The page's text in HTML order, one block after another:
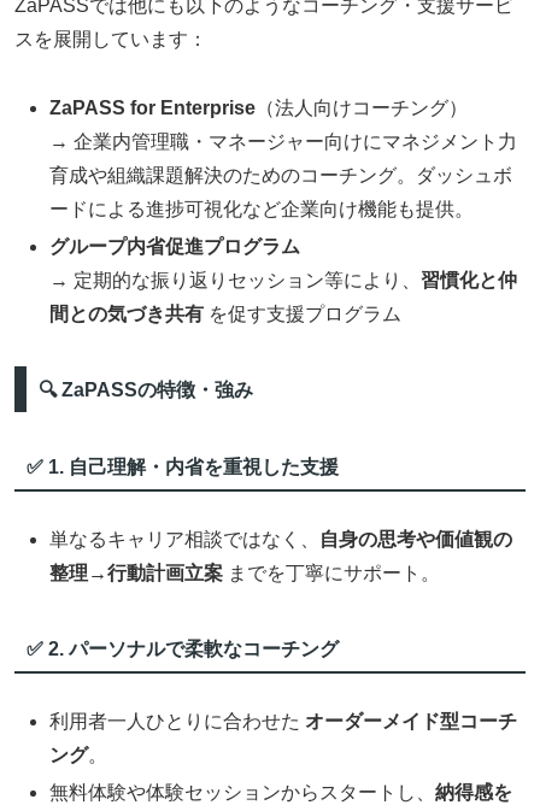
ZaPASSでは他にも以下のようなコーチング・支援サービ
スを展開しています：
ZaPASS for Enterprise （法人向けコーチング）
→ 企業内管理職・マネージャー向けにマネジメント力
育成や組織課題解決のためのコーチング。ダッシュボ
ードによる進捗可視化など企業向け機能も提供。
グループ内省促進プログラム
→ 定期的な振り返りセッション等により、習慣化と仲
間との気づき共有 を促す支援プログラム
🔍 ZaPASSの特徴・強み
✅ 1. 自己理解・内省を重視した支援
単なるキャリア相談ではなく、
自身の思考や価値観の
整理→行動計画立案 までを丁寧にサポート。
✅ 2. パーソナルで柔軟なコーチング
利用者一人ひとりに合わせた オーダーメイド型コーチ
ング。
無料体験や体験セッションからスタートし、納得感を